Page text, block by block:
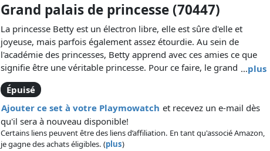
Grand palais de princesse (70447)
…plus
La princesse Betty est un électron libre, elle est sûre d'elle et
joyeuse, mais parfois également assez étourdie. Au sein de
l'académie des princesses, Betty apprend avec ces amies ce que
signifie être une véritable princesse. Pour ce faire, le grand palais
de princesse avec ses nombreuses pièces, ses tours et ses
escaliers est le lieu idéal. Dans la romantique salle du trône, Betty
s'entraîne à danser, dans la cuisine, sont préparés des petits plats
et des pâtisseries et, dans le dressing, il est possible d'essayer des
vêtements et des accessoires à volonté. Cette princesse
intelligente aime passer la fin de la journée à lire dans la chambre
Épuisé
Ajouter ce set à votre Playmowatch et recevez un e-mail dès
qu'il sera à nouveau disponible!
Certains liens peuvent être des liens d’affiliation. En tant qu'associé Amazon,
je gagne des achats éligibles. (plus)